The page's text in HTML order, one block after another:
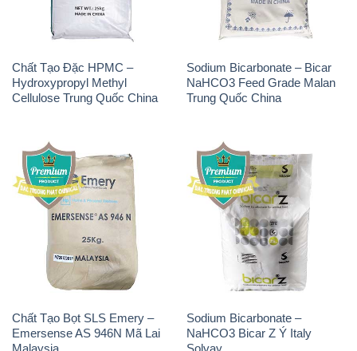
Chất Tạo Đặc HPMC –
Hydroxypropyl Methyl
Cellulose Trung Quốc China
Sodium Bicarbonate – Bicar
NaHCO3 Feed Grade Malan
Trung Quốc China
Chất Tạo Bọt SLS Emery –
Emersense AS 946N Mã Lai
Malaysia
Sodium Bicarbonate –
NaHCO3 Bicar Z Ý Italy
Solvay